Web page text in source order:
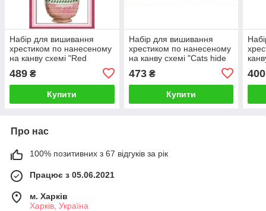
Набір для вишивання
хрестиком по нанесеному
на канву схемі "Red
flower". AIDA 14CT printed,
15*30 см
489 ₴
Купити
Набір для вишивання
хрестиком по нанесеному
на канву схемі "Cats hide
printed,29*13 см
473₴
Купити
400
Про нас
100% позитивних з 67 відгуків за рік
Працює з 05.06.2021
м. Харків
Харків, Україна